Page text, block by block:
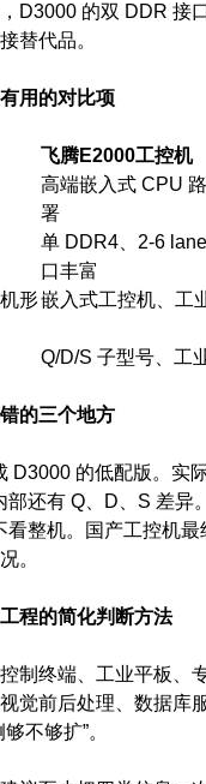
D3000 的双 DDR 接
替代品。
用的对比项
飞腾E2000工控机
高端嵌入式 CPU
署
单 DDR4、2-6
口丰富
形嵌入式工控机、工
Q/D/S 子型号、工
的三个地方
D3000 的低配版。实
部还有 Q、D、S 差异
看整机。国产工控机
。
程的简化判断方法
制终端、工业平板、
觉前后处理、数据库
不够扩”。